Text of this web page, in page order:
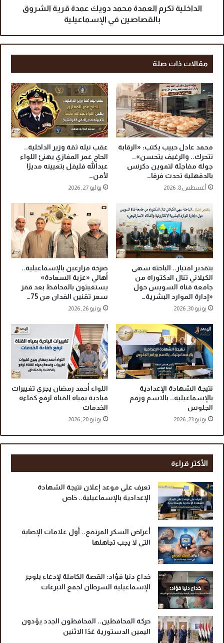
ح
.
ا
ل
ت
م
ي
ن
ت
ف
ل
ف
ت
ن
ق
ي
ة
ل
ب
ط
ق
ت
د
ة
م
ح
م
د
و
ي
ك
ع
ة
ق
ر
ي
ة
ا
ل
ش
ق
ل
ق
ص
ا
ص
ي
ن
إ
س
م
ا
ع
ل
ي
ة
الداخلية تكرم العمدة محمد دويك عمدة قرية الشروق
بالقصاصين في الإسماعيلية
مقالات ذات صلة
محمد عادل حبيب يكتب: «الرقابة
تتحرك.. والرغيف يتحسن»..
جولة مفاجئة لتموين دكرنس
بالدقهلية تحدث فرقا…
أغسطس 8, 2026
عقب نيله ثقة وزير الداخلية..
الحاج عمر المغازي يهنئ اللواء
عبدالله فليفل بتعيينه مديرًا
لأمن…
يوليو 27, 2026
بتقدير امتياز.. الباحثة سهى
الكيلاني تنال الدكتوراه من
جامعة قناة السويس حول
«إدارة الموارد البشرية…
يونيو 30, 2026
صرخة مزارعين بالإسماعيلية..
أهالي «عزبة السعادة»
يستغيثون بالمحافظ بعد قفز
سعر تقنين الفدان من 75…
يونيو 26, 2026
نتيجة الشهادة الإعدادية
بالإسماعيلية.. بالاسم ورقم
الجلوس
يونيو 23, 2026
اللواء أحمد رمضان يجري تغييرات
قيادية بمياه القناة لرفع كفاءة
الخدمات
يونيو 20, 2026
الأكثر قراءة
تعرف علي موعد إعلان نتيجة الشهادة
الإعدادية بالإسماعيلية.. خاص
أعراض السكر المرتفع.. أول علامات الإصابة
التي لا يجب تجاهلها
خداع دنيا فؤاد: القصة الكاملة لإدعاء بلوجر
الإسماعيلية السرطان لجمع التبرعات
حركة المحافظين.. المحافظون الجدد يؤدون
اليمين الدستورية غدًا الاثنين